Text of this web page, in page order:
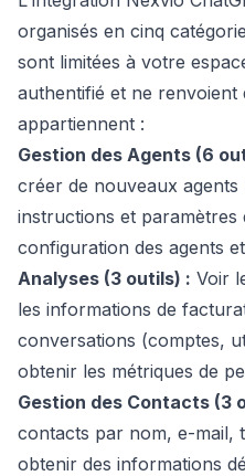
organisés en cinq
sont limitées à votre
authentifié et ne renvoient
appartiennent :
Gestion des Agents (6
créer de nouveaux
instructions et paramètres
configuration des agents
Analyses (3 outils) : Voir
les informations de
conversations (comptes,
obtenir les métriques de
Gestion des Contacts (3
contacts par nom, e-mail,
obtenir des informations